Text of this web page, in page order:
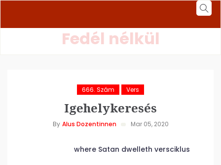
Fedél nélkül
666. Szám Vers
Igehelykeresés
By Alus Dozentinnen Mar 05, 2020
where Satan dwelleth versciklus